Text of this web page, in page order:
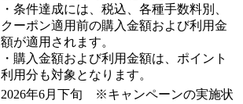
・条件達成には、税込、各種手数料別、
クーポン適用前の購入金額および利用金
額が適用されます。​
・購入金額および利用金額は、ポイント
利用分も対象となります。​
2026年6月下旬 ※キャンペーンの実施状